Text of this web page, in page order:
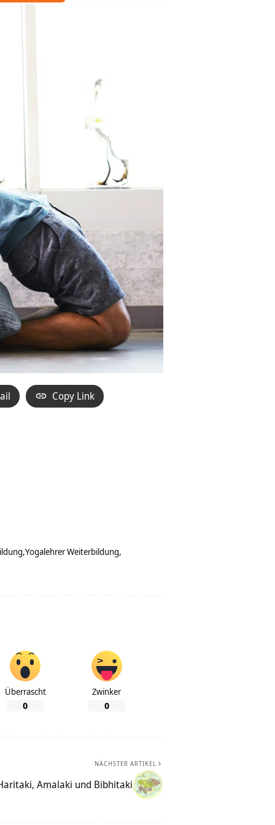
Copy Link
Yogalehrer Weiterbildung
Überrascht
0
Zwinker
0
NÄCHSTER ARTIKEL
Amalaki und Bibhitaki